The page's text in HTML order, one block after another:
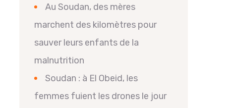
Au Soudan, des mères
marchent des kilomètres pour
sauver leurs enfants de la
malnutrition
Soudan : à El Obeid, les
femmes fuient les drones le jour